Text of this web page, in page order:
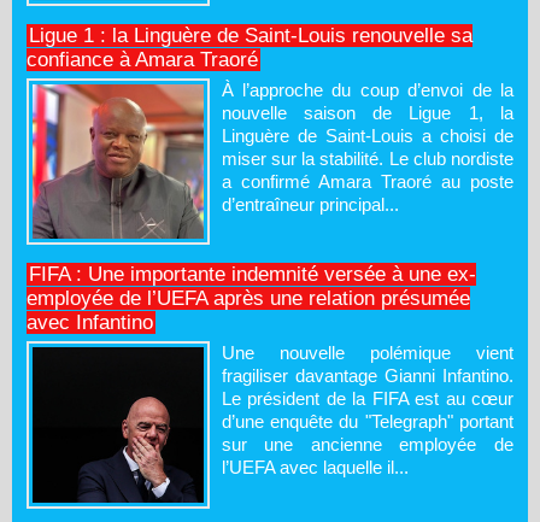
Ligue 1 : la Linguère de Saint-Louis renouvelle sa
confiance à Amara Traoré
À l’approche du coup d’envoi de la
nouvelle saison de Ligue 1, la
Linguère de Saint-Louis a choisi de
miser sur la stabilité. Le club nordiste
a confirmé Amara Traoré au poste
d’entraîneur principal...
FIFA : Une importante indemnité versée à une ex-
employée de l’UEFA après une relation présumée
avec Infantino
Une nouvelle polémique vient
fragiliser davantage Gianni Infantino.
Le président de la FIFA est au cœur
d’une enquête du "Telegraph" portant
sur une ancienne employée de
l’UEFA avec laquelle il...